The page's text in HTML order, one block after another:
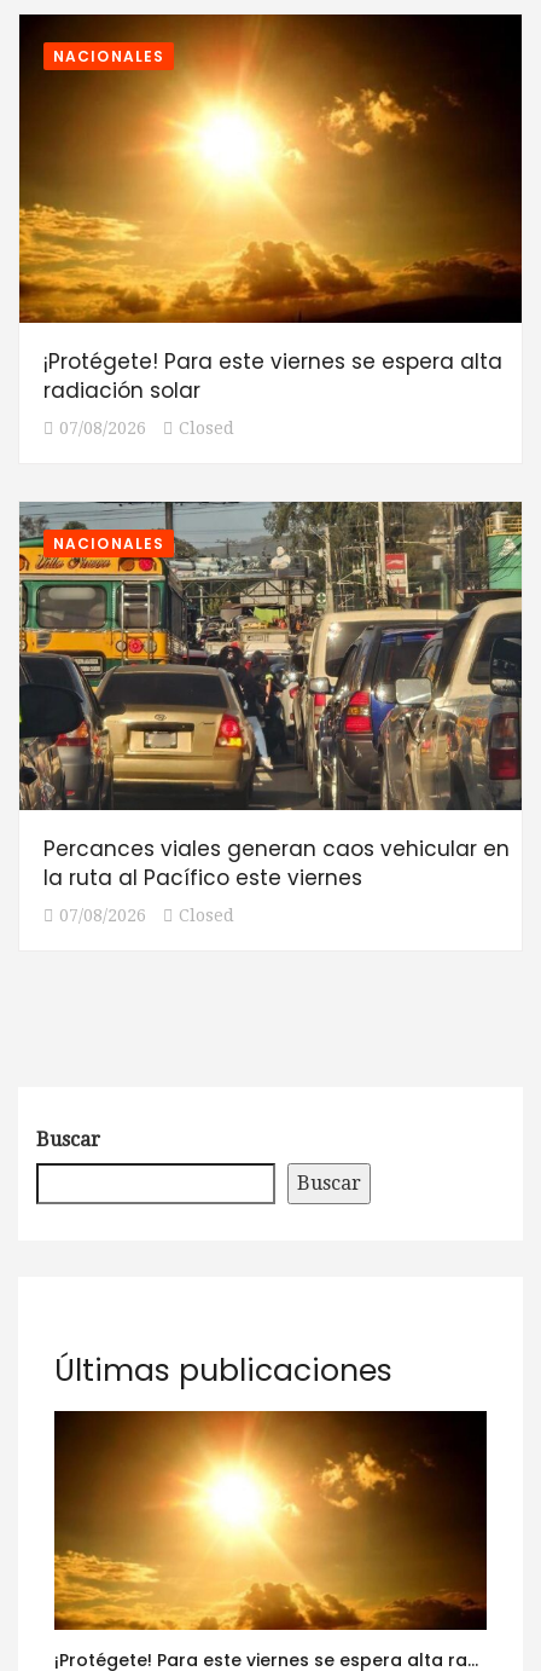
NACIONALES
¡Protégete! Para este viernes se espera alta
radiación solar
07/08/2026 Closed
NACIONALES
Percances viales generan caos vehicular en
la ruta al Pacífico este viernes
07/08/2026 Closed
Buscar
Buscar
Últimas publicaciones
¡Protégete! Para este viernes se espera alta radiación solar